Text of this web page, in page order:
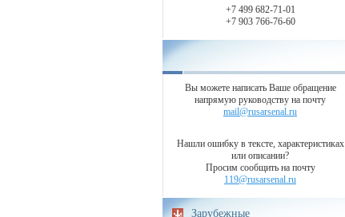
+7 499 682-71-01
+7 903 766-76-60
Вы можете написать Ваше обращение
напрямую руководству на почту
mail@rusarsenal.ru
Нашли ошибку в тексте, характеристиках
или описании?
Просим сообщить на почту
119@rusarsenal.ru
Зарубежные